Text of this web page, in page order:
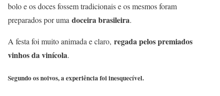
bolo e os doces fossem tradicionais e os mesmos foram
preparados por uma doceira brasileira.
A festa foi muito animada e claro, regada pelos premiados
vinhos da vinícola.
Segundo os noivos, a experiência foi inesquecível.